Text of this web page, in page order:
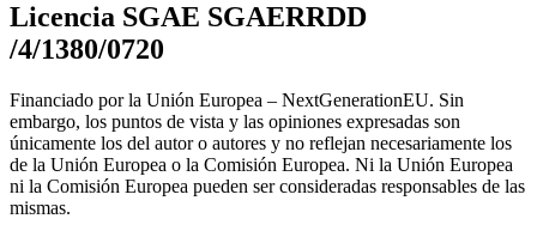
Licencia SGAE SGAERRDD
/4/1380/0720
Financiado por la Unión Europea – NextGenerationEU. Sin
embargo, los puntos de vista y las opiniones expresadas son
únicamente los del autor o autores y no reflejan necesariamente los
de la Unión Europea o la Comisión Europea. Ni la Unión Europea
ni la Comisión Europea pueden ser consideradas responsables de las
mismas.